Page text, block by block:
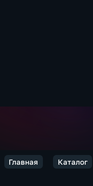
Главная Каталог